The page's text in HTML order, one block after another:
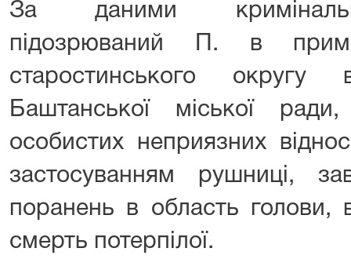
За даними
підозрюваний П. в
старостинського округу
Баштанської міської
особистих неприязних
застосуванням рушниці,
поранень в область голови,
смерть потерпілої.